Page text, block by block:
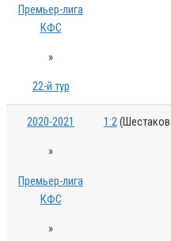
Премьер-лига
КФС
»
22-й тур
2020-2021
»
Премьер-лига
КФС
»
1:2(Шестаков